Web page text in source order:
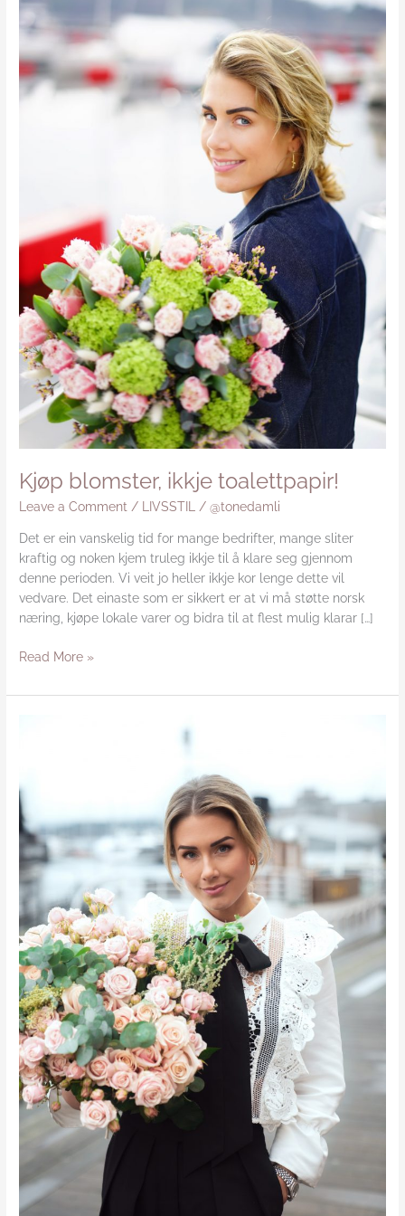
Kjøp blomster, ikkje toalettpapir!
Leave a Comment / LIVSSTIL /@tonedamli
Det er ein vanskelig tid for mange bedrifter, mange sliter
kraftig og noken kjem truleg ikkje til å klare seg gjennom
denne perioden. Vi veit jo heller ikkje kor lenge dette vil
vedvare. Det einaste som er sikkert er at vi må støtte norsk
næring, kjøpe lokale varer og bidra til at flest mulig klarar […]
Read More »
killer
kombo!